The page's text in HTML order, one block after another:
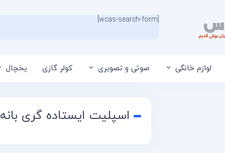
[wcas-search-form]
لوازم خانگی صوتی و تصویری کولر گازی یخچال
اسپلیت ایستاده گری بانه